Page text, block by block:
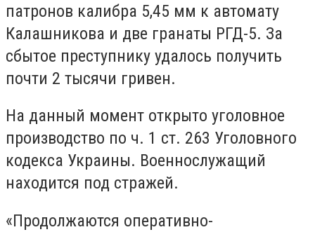
патронов калибра 5,45 мм к автомату
Калашникова и две гранаты РГД-5. За
сбытое преступнику удалось получить
почти 2 тысячи гривен.
На данный момент открыто уголовное
производство по ч. 1 ст. 263 Уголовного
кодекса Украины. Военнослужащий
находится под стражей.
«Продолжаются оперативно-